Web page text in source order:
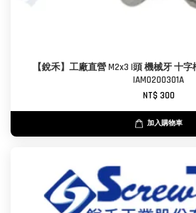
【銳禾】工廠直營 M2x3 I頭 機械牙 十
IAM0200301A
NT$ 300
加入購物車